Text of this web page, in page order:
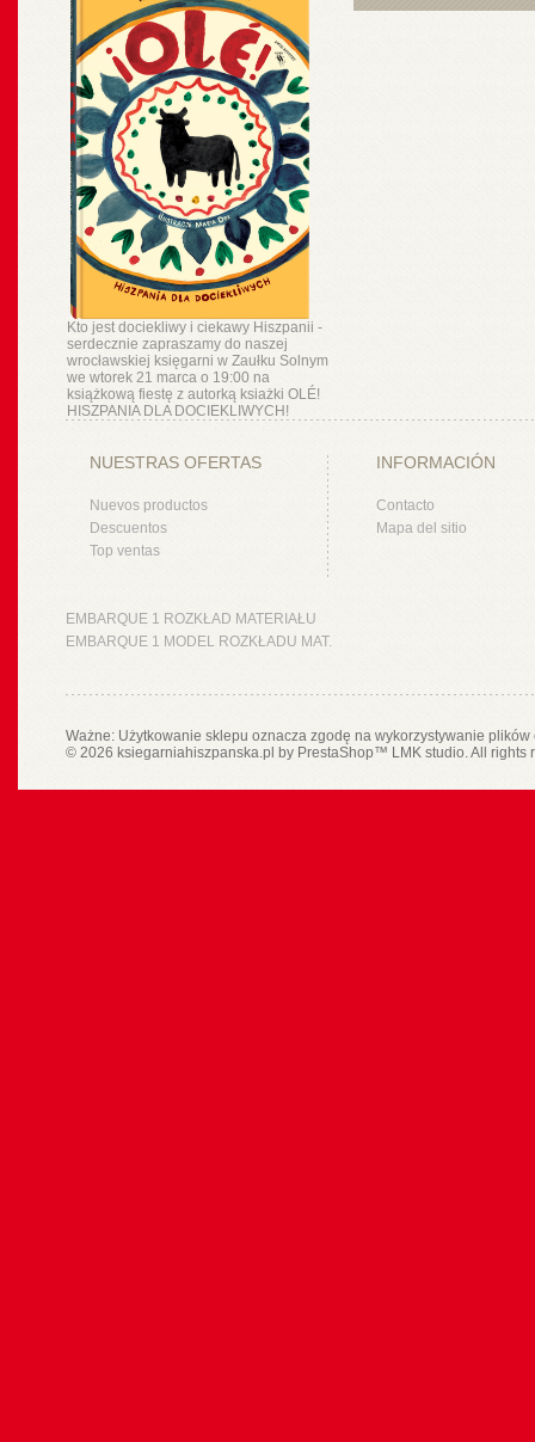
Kto jest dociekliwy i ciekawy Hiszpanii -
serdecznie zapraszamy do naszej
wrocławskiej księgarni w Zaułku Solnym
we wtorek 21 marca o 19:00 na
książkową fiestę z autorką ksiażki OLÉ!
HISZPANIA DLA DOCIEKLIWYCH!
NUESTRAS OFERTAS
Nuevos productos
Descuentos
Top ventas
INFORMACIÓN
Contacto
Mapa del sitio
EMBARQUE 1 ROZKŁAD MATERIAŁU
EMBARQUE 1 MODEL ROZKŁADU MAT.
Ważne: Użytkowanie sklepu oznacza zgodę na wykorzystywanie
© 2026 ksiegarniahiszpanska.pl by PrestaShop™ LMK studio. All rights